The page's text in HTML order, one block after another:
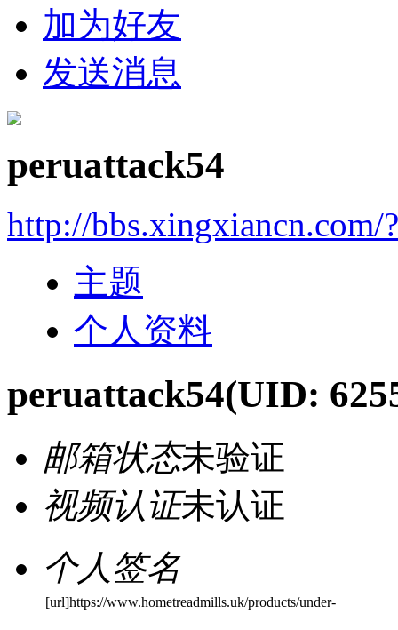
加为好友
发送消息
peruattack54
http://bbs.xingxiancn.com/
主题
个人资料
peruattack54(UID:
邮箱状态未验证
视频认证未认证
个人签名
[url]https://www.hometreadmills.uk/products/under-